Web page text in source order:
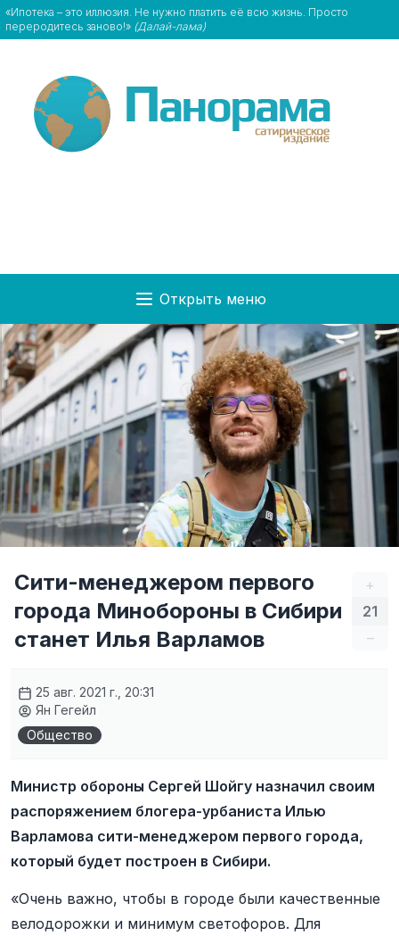
«Ипотека – это иллюзия. Не нужно платить её всю жизнь. Просто
переродитесь заново!» (Далай-лама)
Открыть меню
+
21
–
Сити-менеджером первого
города Минобороны в Сибири
станет Илья Варламов
25 авг. 2021 г., 20:31
Ян Гегейл
Общество
Министр обороны Сергей Шойгу назначил своим
распоряжением блогера-урбаниста Илью
Варламова сити-менеджером первого города,
который будет построен в Сибири.
«Очень важно, чтобы в городе были качественные
велодорожки и минимум светофоров. Для